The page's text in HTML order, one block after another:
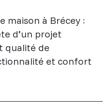
maison à Brécey :
d’un projet
qualité de
et confort